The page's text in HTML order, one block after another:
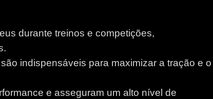
durante treinos e competições,
indispensáveis para maximizar a tração e o
e asseguram um alto nível de